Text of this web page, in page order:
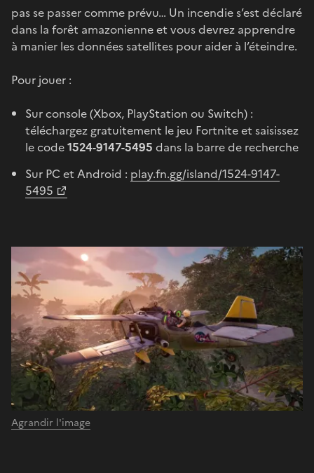
pas se passer comme prévu… Un incendie s’est déclaré
dans la forêt amazonienne et vous devrez apprendre
à manier les données satellites pour aider à l’éteindre.
Pour jouer :
Sur console (Xbox, PlayStation ou Switch) :
téléchargez gratuitement le jeu Fortnite et saisissez
le code1524-9147-5495 dans la barre de recherche
Sur PC et Android : play.fn.gg/island/1524-9147-
5495
Agrandir l'image